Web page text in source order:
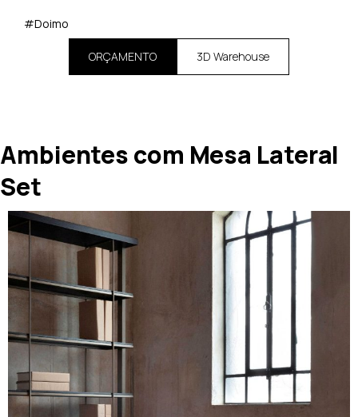
#Doimo
ORÇAMENTO 3D Warehouse
Ambientes com Mesa Lateral
Set